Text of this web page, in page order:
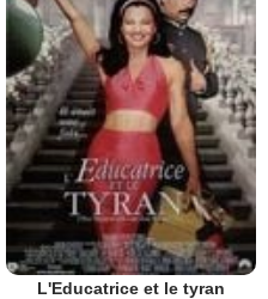
L'Educatrice et le tyran